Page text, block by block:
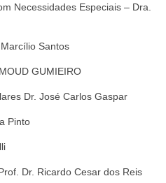
Necessidades Especiais – Dra.
Santos
GUMIEIRO
Dr. José Carlos Gaspar
Pinto
Dr. Ricardo Cesar dos Reis